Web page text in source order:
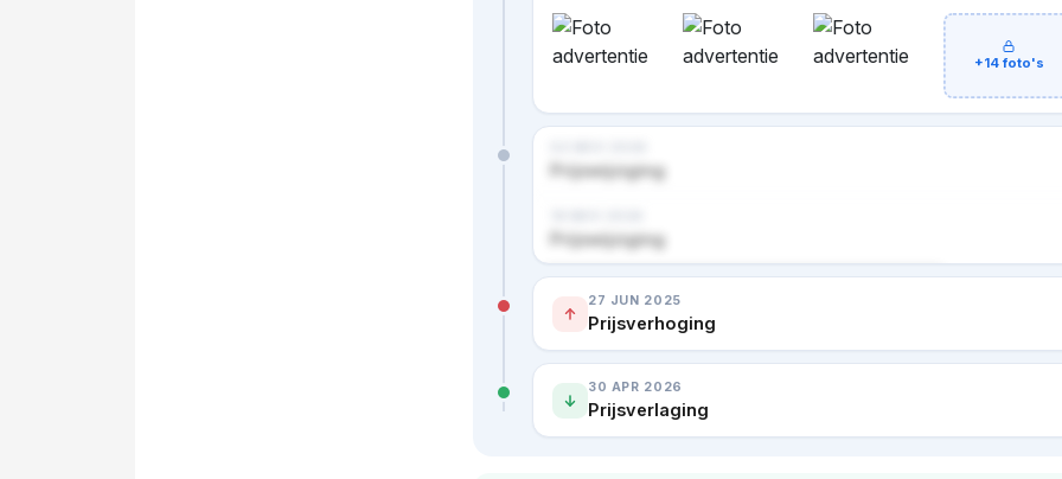
+14 foto's
Prijswijziging
Prijswijziging
Nog 1 advertentie en 6 prijzen · bekijk in premium
27 JUN 2025
Prijsverhoging
30 APR 2026
Prijsverlaging